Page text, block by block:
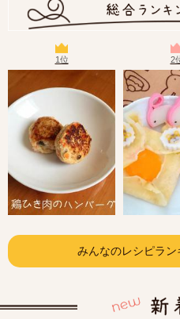
1位 2
みんなのレシピラ